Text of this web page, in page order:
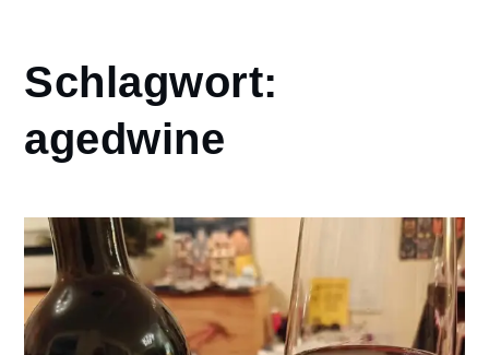
Home
agedwine
Schlagwort:
agedwine